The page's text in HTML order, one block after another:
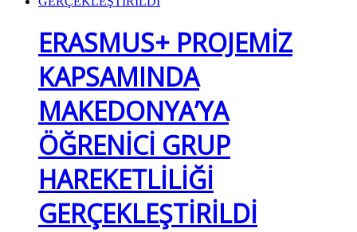
ERASMUS+ PROJEMİZ
KAPSAMINDA
MAKEDONYA’YA
ÖĞRENİCİ GRUP
HAREKETLİLİĞİ
GERÇEKLEŞTİRİLDİ